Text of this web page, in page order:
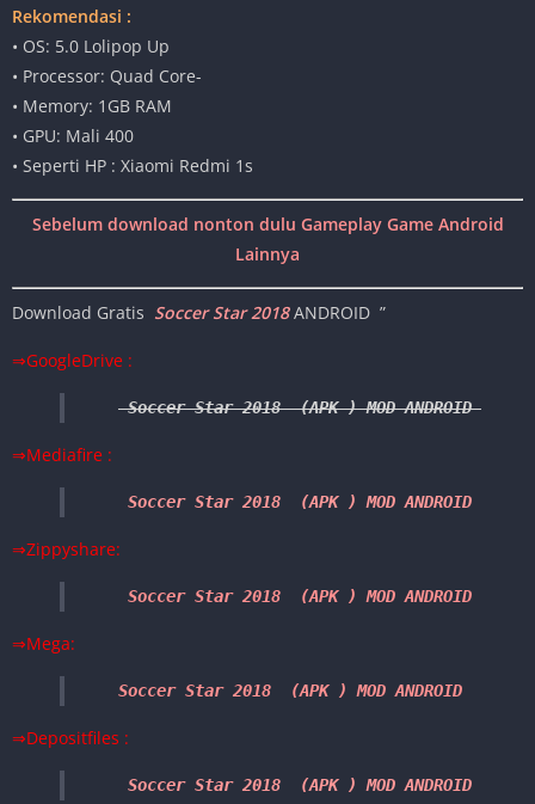
Rekomendasi :
• OS: 5.0 Lolipop Up
• Processor: Quad Core-
• Memory: 1GB RAM
• GPU: Mali 400
• Seperti HP : Xiaomi Redmi 1s
Sebelum download nonton dulu Gameplay Game Android
Lainnya
Download Gratis Soccer Star 2018ANDROID ”
⇒GoogleDrive :
Soccer Star 2018  (APK ) MOD ANDROID
⇒Mediafire :
Soccer Star 2018  (APK ) MOD ANDROID
⇒Zippyshare:
Soccer Star 2018  (APK ) MOD ANDROID
⇒Mega:
Soccer Star 2018  (APK ) MOD ANDROID
⇒Depositfiles :
Soccer Star 2018  (APK ) MOD ANDROID